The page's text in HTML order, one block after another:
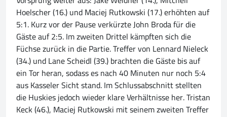
Hoelscher (16.) und Maciej Rutkowski (17.) erhöhten auf
5:1. Kurz vor der Pause verkürzte John Broda für die
Gäste auf 2:5. Im zweiten Drittel kämpften sich die
Füchse zurück in die Partie. Treffer von Lennard Nieleck
(34.) und Lane Scheidl (39.) brachten die Gäste bis auf
ein Tor heran, sodass es nach 40 Minuten nur noch 5:4
aus Kasseler Sicht stand. Im Schlussabschnitt stellten
die Huskies jedoch wieder klare Verhältnisse her. Tristan
Keck (46.), Maciej Rutkowski mit seinem zweiten Treffer